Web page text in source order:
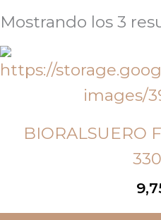
Mostrando los 3
BIORALSUERO